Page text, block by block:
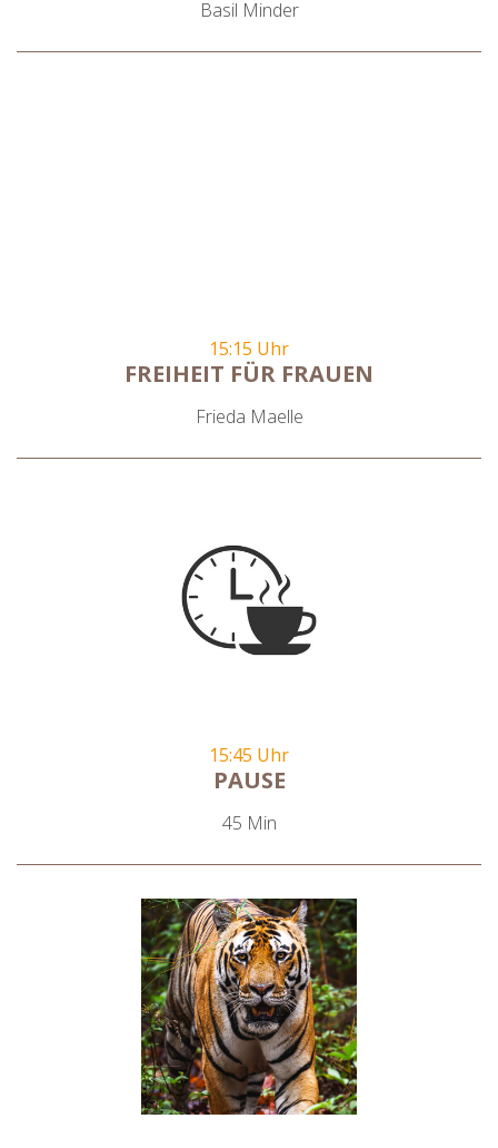
Basil Minder
15:15 Uhr
FREIHEIT FÜR FRAUEN
Frieda Maelle
15:45 Uhr
PAUSE
45 Min